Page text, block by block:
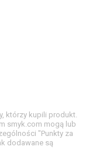
którzy kupili produkt.
smyk.com mogą lub
"Punkty za
dodawane są